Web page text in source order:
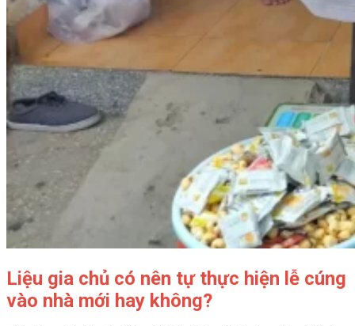
Liệu gia chủ có nên tự thực hiện lễ cúng
vào nhà mới hay không?